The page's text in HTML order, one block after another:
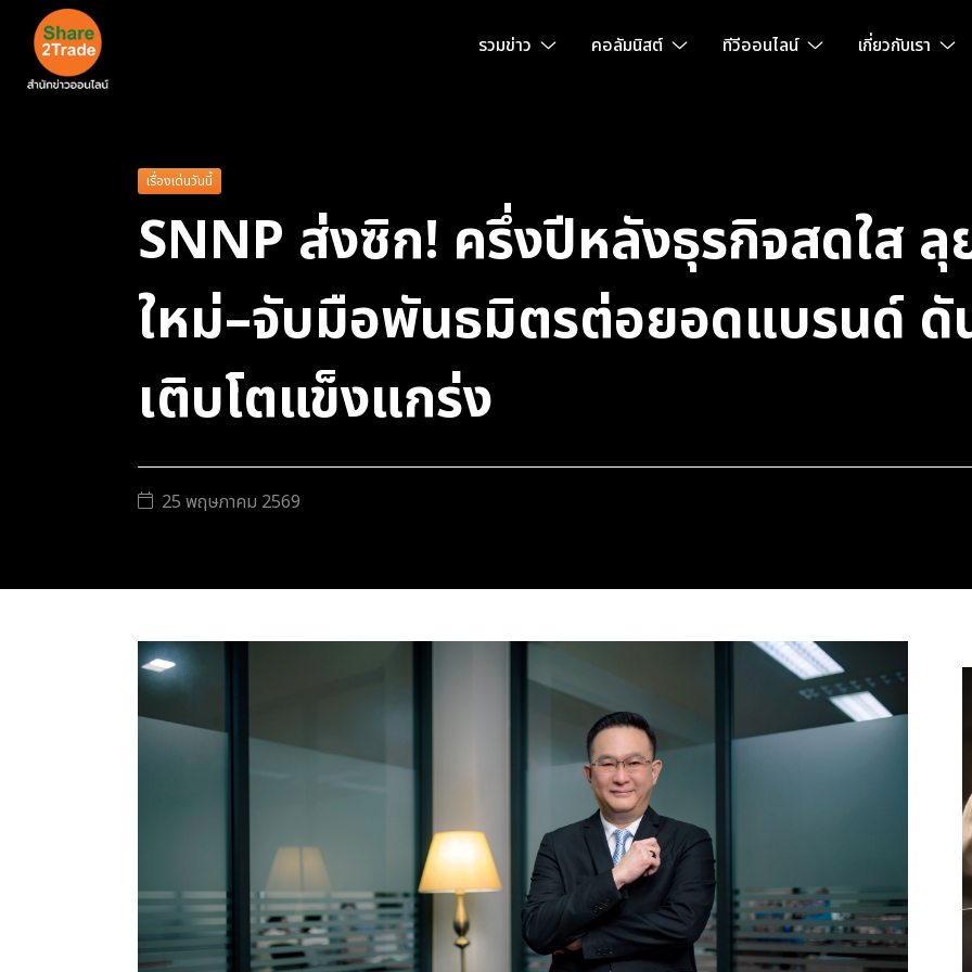
รวมข่าว คอลัมนิสต์ ทีวีออนไลน์ เกี่ยวกับเรา
เรื่องเด่นวันนี้
SNNP ส่งซิก! ครึ่งปีหลังธุรกิจสดใส
ใหม่–จับมือพันธมิตรต่อยอดแบรนด์ ดั
เติบโตแข็งแกร่ง
25 พฤษภาคม 2569